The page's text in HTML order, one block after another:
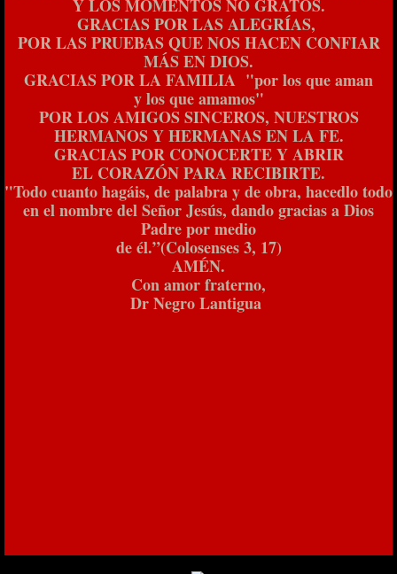
Y LOS MOMENTOS NO GRATOS.
GRACIAS POR LAS ALEGRÍAS,
POR LAS PRUEBAS QUE NOS HACEN CONFIAR
MÁS EN DIOS.
GRACIAS POR LA FAMILIA "por los que aman
y los que amamos"
POR LOS AMIGOS SINCEROS, NUESTROS
HERMANOS Y HERMANAS EN LA FE.
GRACIAS POR CONOCERTE Y ABRIR
EL CORAZÓN PARA RECIBIRTE.
"Todo cuanto hagáis, de palabra y de obra, hacedlo todo
en el nombre del Señor Jesús, dando gracias a Dios
Padre por medio
de él.”(Colosenses 3, 17)
AMÉN.
Con amor fraterno,
Dr Negro Lantigua